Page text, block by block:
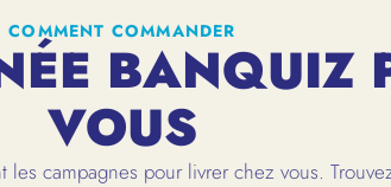
COMMENT COMMANDER
BANQUIZ
VOUS
les campagnes pour livrer chez vous.